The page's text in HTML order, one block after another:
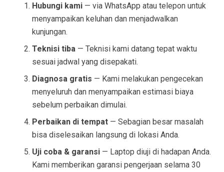
Hubungi kami — via WhatsApp atau telepon untuk
menyampaikan keluhan dan menjadwalkan
kunjungan.
Teknisi tiba — Teknisi kami datang tepat waktu
sesuai jadwal yang disepakati.
Diagnosa gratis — Kami melakukan pengecekan
menyeluruh dan menyampaikan estimasi biaya
sebelum perbaikan dimulai.
Perbaikan di tempat — Sebagian besar masalah
bisa diselesaikan langsung di lokasi Anda.
Uji coba & garansi — Laptop diuji di hadapan Anda.
Kami memberikan garansi pengerjaan selama 30